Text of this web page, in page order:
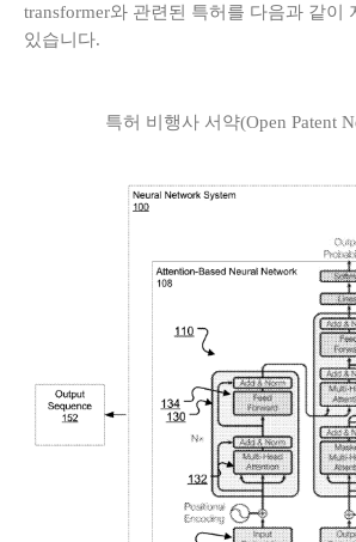
transformer와 관련된 특허를 다음과 같이
있습니다.
* OPN:
특허 비행사 서약(Open Patent